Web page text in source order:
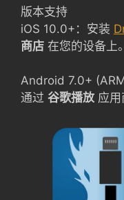
版本支持
iOS 10.0+：安装
商店 在您的设备上。
Android 7.0+
通过 谷歌播放 应用